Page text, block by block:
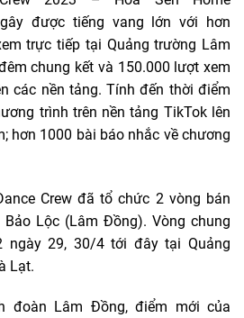
được tiếng vang lớn với hơn
trực tiếp tại Quảng trường Lâm
chung kết và 150.000 lượt xem
các nền tảng. Tính đến thời điểm
trình trên nền tảng TikTok lên
hơn 1000 bài báo nhắc về chương
Crew đã tổ chức 2 vòng bán
Lộc (Lâm Đồng). Vòng chung
ngày 29, 30/4 tới đây tại Quảng
Lạt.
đoàn Lâm Đồng, điểm mới của